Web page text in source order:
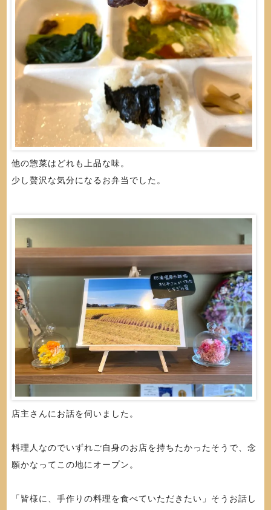
他の惣菜はどれも上品な味。
少し贅沢な気分になるお弁当でした。
店主さんにお話を伺いました。
料理人なのでいずれご自身のお店を持ちたかったそうで、念
願かなってこの地にオープン。
「皆様に、手作りの料理を食べていただきたい」そうお話し